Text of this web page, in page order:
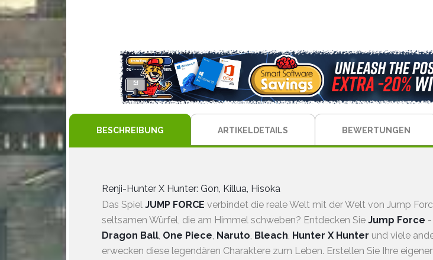
BESCHREIBUNG ARTIKELDETAILS BEWERTUNGEN
Renji-Hunter X Hunter: Gon, Killua, Hisoka
Das Spiel JUMP FORCE verbindet die reale Welt mit der Welt von Jump
seltsamen Würfel, die am Himmel schweben? Entdecken Sie Jump Force
Dragon Ball, One Piece, Naruto, Bleach, Hunter X Hunter und viele
erwecken diese legendären Charaktere zum Leben. Erstellen Sie Ihre